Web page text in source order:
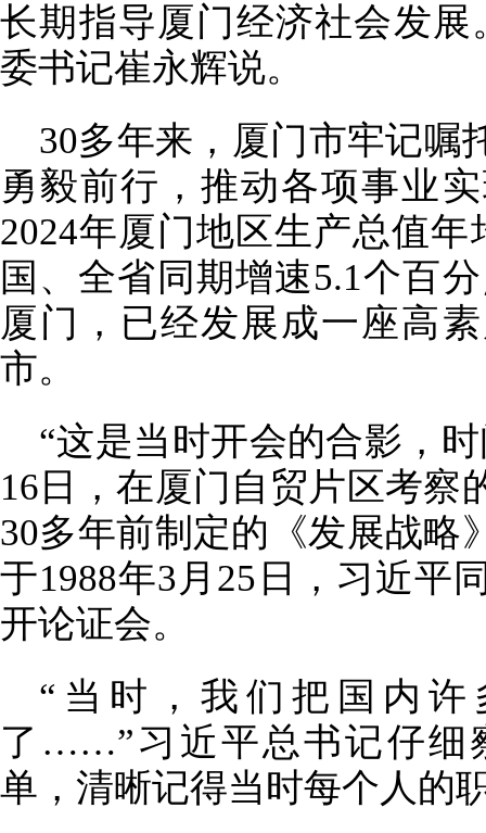
长期指导厦门经济社会发
委书记崔永辉说。
30多年来，厦门市牢记嘱
勇毅前行，推动各项事业
2024年厦门地区生产总值
国、全省同期增速5.1个百
厦门，已经发展成一座高
市。
“这是当时开会的合影，
16日，在厦门自贸片区考察
30多年前制定的《发展战略
于1988年3月25日，习近平
开论证会。
“当时，我们把国内
了……”习近平总书记仔细
单，清晰记得当时每个人的